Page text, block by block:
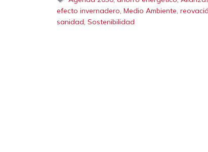
efecto invernadero, Medio Ambiente,
sanidad, Sostenibilidad